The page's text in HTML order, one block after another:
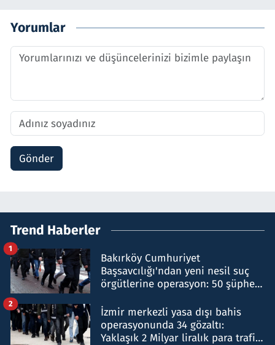
Yorumlar
Gönder
Trend Haberler
Bakırköy Cumhuriyet
Başsavcılığı'ndan yeni nesil suç
örgütlerine operasyon: 50 şüpheli
1
İzmir merkezli yasa dışı bahis
operasyonunda 34 gözaltı:
Yaklaşık 2 Milyar liralık para trafiği
2